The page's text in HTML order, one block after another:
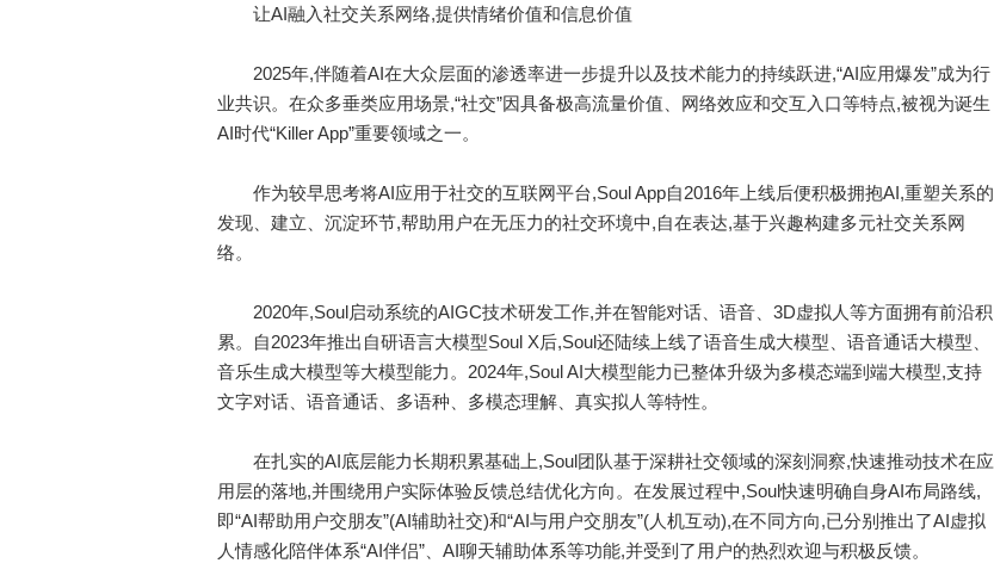
让AI融入社交关系网络,提供情绪价值和信息价值
2025年,伴随着AI在大众层面的渗透率进一步提升以及技术能力的持续跃进,“AI应用爆发”成为行
业共识。在众多垂类应用场景,“社交”因具备极高流量价值、网络效应和交互入口等特点,被视为诞生
AI时代“Killer App”重要领域之一。
作为较早思考将AI应用于社交的互联网平台,Soul App自2016年上线后便积极拥抱AI,重塑关系的
发现、建立、沉淀环节,帮助用户在无压力的社交环境中,自在表达,基于兴趣构建多元社交关系网
络。
2020年,Soul启动系统的AIGC技术研发工作,并在智能对话、语音、3D虚拟人等方面拥有前沿积
累。自2023年推出自研语言大模型Soul X后,Soul还陆续上线了语音生成大模型、语音通话大模型、
音乐生成大模型等大模型能力。2024年,Soul AI大模型能力已整体升级为多模态端到端大模型,支持
文字对话、语音通话、多语种、多模态理解、真实拟人等特性。
在扎实的AI底层能力长期积累基础上,Soul团队基于深耕社交领域的深刻洞察,快速推动技术在应
用层的落地,并围绕用户实际体验反馈总结优化方向。在发展过程中,Soul快速明确自身AI布局路线,
即“AI帮助用户交朋友”(AI辅助社交)和“AI与用户交朋友”(人机互动),在不同方向,已分别推出了AI虚拟
人情感化陪伴体系“AI伴侣”、AI聊天辅助体系等功能,并受到了用户的热烈欢迎与积极反馈。